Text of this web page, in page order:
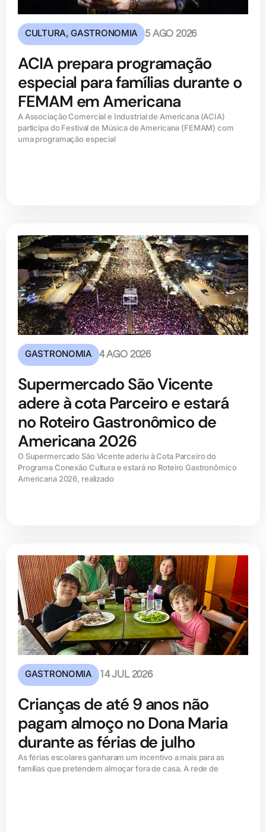
CULTURA,GASTRONOMIA 5 AGO 2026
ACIA prepara programação
especial para famílias durante o
FEMAM em Americana
A Associação Comercial e Industrial de Americana (ACIA)
participa do Festival de Música de Americana (FEMAM) com
uma programação especial
GASTRONOMIA 4 AGO 2026
Supermercado São Vicente
adere à cota Parceiro e estará
no Roteiro Gastronômico de
Americana 2026
O Supermercado São Vicente aderiu à Cota Parceiro do
Programa Conexão Cultura e estará no Roteiro Gastronômico
Americana 2026, realizado
GASTRONOMIA 14 JUL 2026
Crianças de até 9 anos não
pagam almoço no Dona Maria
durante as férias de julho
As férias escolares ganharam um incentivo a mais para as
famílias que pretendem almoçar fora de casa. A rede de